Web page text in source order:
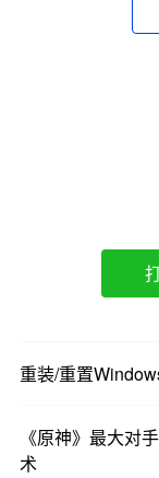
接下来是内存
容易出现运行
使用的是带有
补Windows 11
重装/重置
《原神》最大对
术